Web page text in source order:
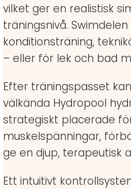
vilket ger en realistisk
träningsnivå.
konditionsträning,
– eller för lek och bad
Efter träningspasset
välkända Hydropool
strategiskt placerade
muskelspänningar,
ge en djup, terapeutisk
Ett intuitivt